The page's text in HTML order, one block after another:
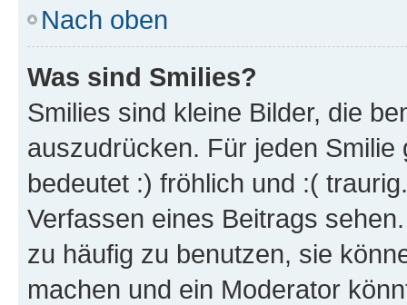
Nach oben
Was sind Smilies?
Smilies sind kleine Bilder, die
auszudrücken. Für jeden
bedeutet :) fröhlich und :(
Verfassen eines Beitrags
zu häufig zu benutzen, sie
machen und ein Moderator